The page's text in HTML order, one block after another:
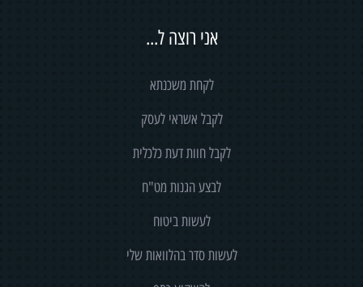
אני רוצה ל...
לקחת משכנתא
לקבל אשראי לעסק
לקבל חוות דעת כלכלית
לבצע הגנות מט"ח
לעשות ביטוח
לעשות סדר בהלוואות שלי